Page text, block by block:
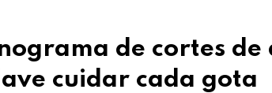
de cortes de
cuidar cada gota